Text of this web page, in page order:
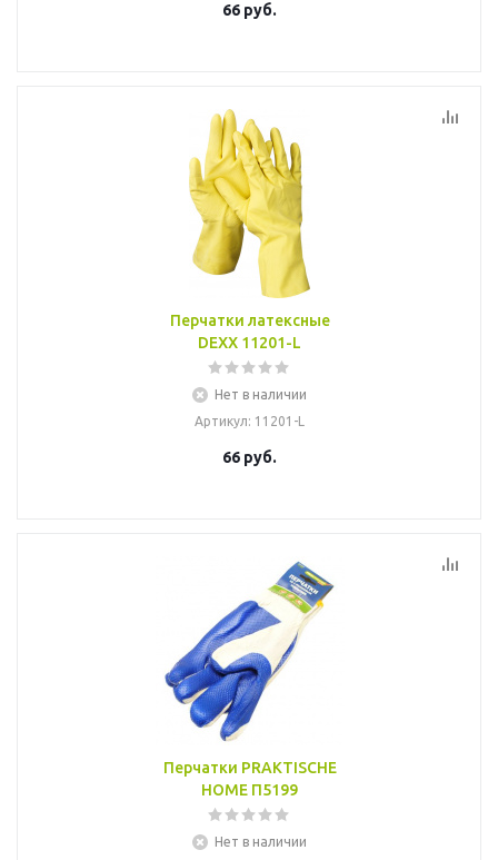
66 руб.
Перчатки латексные
DEXX 11201-L
Нет в наличии
Артикул: 11201-L
66 руб.
Перчатки PRAKTISCHE
HOME П5199
Нет в наличии